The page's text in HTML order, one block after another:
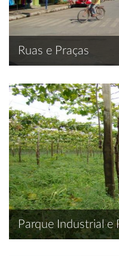
Ruas e Praças
Parque Industrial e